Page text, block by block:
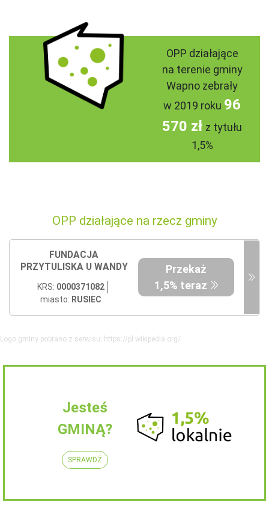
OPP działające
na terenie gminy
Wapno zebrały
w 2019 roku 96
570 zł z tytułu
1,5%
OPP działające na rzecz gminy
FUNDACJA
PRZYTULISKA U WANDY
KRS: 0000371082
miasto: RUSIEC
Przekaż
1,5% teraz
Logo gminy pobrano z serwisu: https://pl.wikipedia.org/
Jesteś
GMINĄ?
SPRAWDŹ